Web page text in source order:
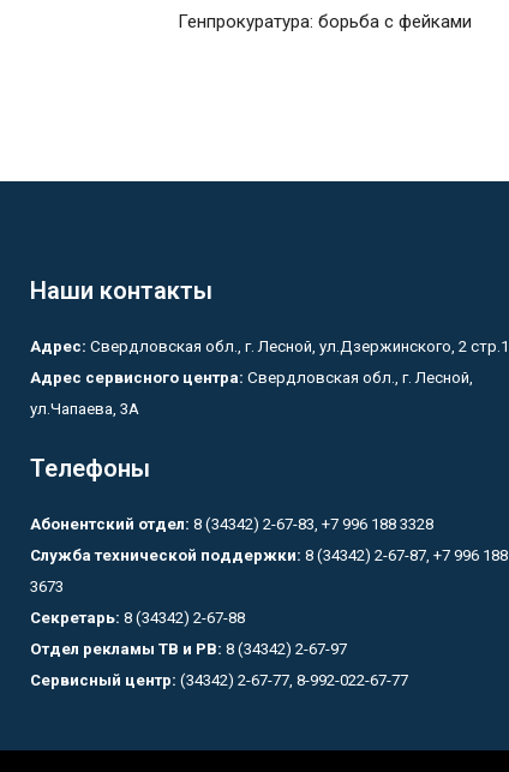
Генпрокуратура: борьба с фейками
Наши контакты
Адрес: Свердловская обл., г. Лесной, ул.Дзержинского, 2 стр.1
Адрес сервисного центра: Свердловская обл., г. Лесной,
ул.Чапаева, 3А
Телефоны
Абонентский отдел: 8 (34342) 2-67-83, +7 996 188 3328
Служба технической поддержки: 8 (34342) 2-67-87, +7 996 188
3673
Секретарь: 8 (34342) 2-67-88
Отдел рекламы ТВ и РВ: 8 (34342) 2-67-97
Сервисный центр: (34342) 2-67-77, 8-992-022-67-77